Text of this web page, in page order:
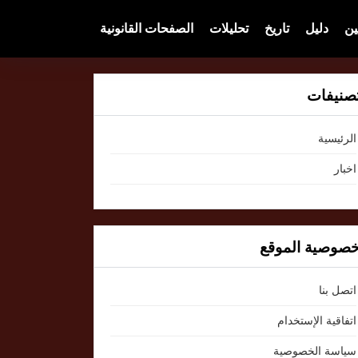
دليل تاريخ تحليلات الصفحات القانونية
الرئيسية
اخبار
الموقع
اتصل بنا
اتفاقية الإستخدام
سياسة الخصوصية